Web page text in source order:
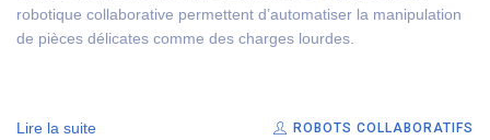
robotique collaborative permettent d’automatiser la manipulation
de pièces délicates comme des charges lourdes.
Lire la suite ROBOTS COLLABORATIFS